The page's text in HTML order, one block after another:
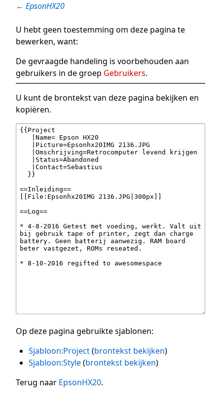
← EpsonHX20
U hebt geen toestemming om deze pagina te
bewerken, want:
De gevraagde handeling is voorbehouden aan
gebruikers in de groep Gebruikers.
U kunt de brontekst van deze pagina bekijken en
kopiëren.
Op deze pagina gebruikte sjablonen:
Sjabloon:Project(brontekst bekijken)
Sjabloon:Style(brontekst bekijken)
Terug naar EpsonHX20.